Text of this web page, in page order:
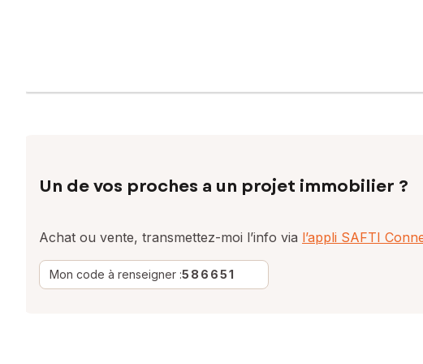
Un de vos proches a un projet immobilier ?
Achat ou vente, transmettez-moi l’info via l’appli SAFTI
Mon code à renseigner :586651